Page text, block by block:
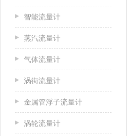
智能流量计
蒸汽流量计
气体流量计
涡街流量计
金属管浮子流量计
涡轮流量计